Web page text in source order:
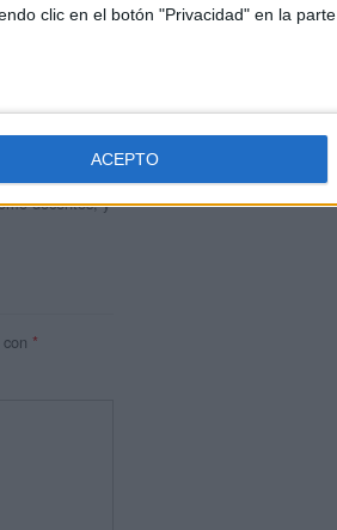
clic en el botón "Privacidad" en la parte
ACEPTO
y
docentes, y
*